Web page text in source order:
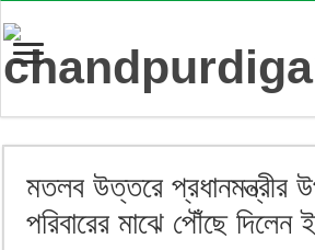
মতলব উত্তরে প্রধানমন্ত্রীর
পরিবারের মাঝে পৌঁছে